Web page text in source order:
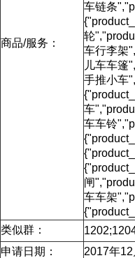
商品/服务：
车链条
轮
车行李架
儿车车篷
手推小车
车
车车铃
闸
车车架
类似群：
申请日期：
2017年12